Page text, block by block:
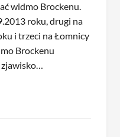
widmo Brockenu.
roku, drugi na
i trzeci na Łomnicy
Brockenu
zjawisko…